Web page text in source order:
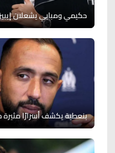
حكيمي ومبابي يشعلان
بنعطية يكشف أسرارًا